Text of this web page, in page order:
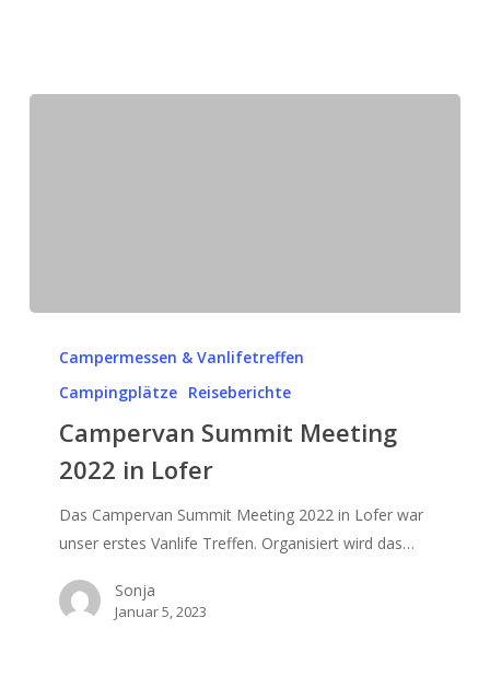
Summit
Meeting
Lofer
Campermessen & Vanlifetreffen
Campingplätze Reiseberichte
Campervan Summit Meeting
2022 in Lofer
Das Campervan Summit Meeting 2022 in Lofer war
unser erstes Vanlife Treffen. Organisiert wird das…
Sonja
Januar 5, 2023